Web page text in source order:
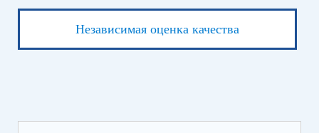
Независимая оценка качества